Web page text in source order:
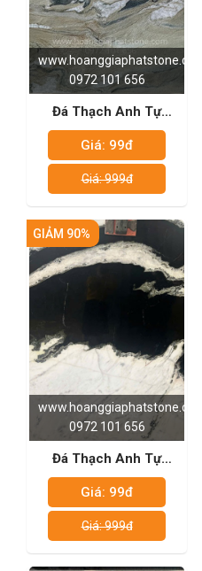
www.hoanggiaphatstone.com
0972 101 656
Đá Thạch Anh Tự
Nhiên - Macaubus
Gold
Giá: 99đ
Giá: 999đ
www.hoanggiaphatstone.com
0972 101 656
GIẢM 90%
Đá Thạch Anh Tự
Nhiên - Calacatta Orca
Giá: 99đ
Giá: 999đ